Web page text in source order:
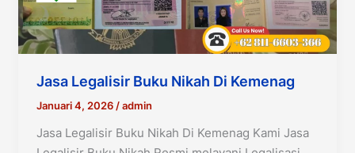
Jasa Legalisir Buku Nikah Di Kemenag
Januari 4, 2026/admin
Jasa Legalisir Buku Nikah Di Kemenag Kami Jasa